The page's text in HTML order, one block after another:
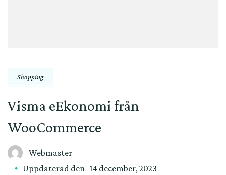
Shopping
Visma eEkonomi från
WooCommerce
Webmaster
Uppdaterad den 14 december, 2023